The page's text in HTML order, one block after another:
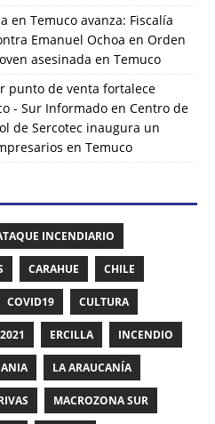
en Temuco avanza: Fiscalía
Emanuel Ochoa en Orden
asesinada en Temuco
punto de venta fortalece
- Sur Informado en Centro de
de Sercotec inaugura un
en Temuco
INCENDIARIO
CARAHUE CHILE
COVID19 CULTURA
ERCILLA INCENDIO
LA ARAUCANÍA
MACROZONA SUR